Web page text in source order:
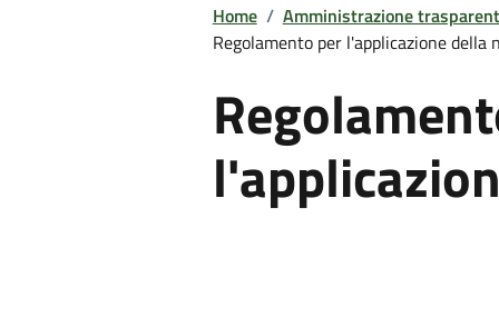
Home / Amministrazione
Regolamento per l'applicazione della